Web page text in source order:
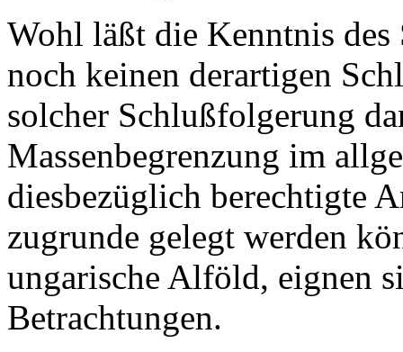
Wohl läßt die Kenntnis
noch keinen derartigen
solcher Schlußfolgerung
Massenbegrenzung im
diesbezüglich berechtigte
zugrunde gelegt werden
ungarische Alföld, eignen
Betrachtungen.